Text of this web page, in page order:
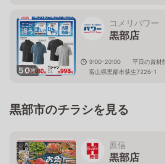
50枚
コメリパワー
黒部店
9:00-20:00 平日の資材
富山県黒部市荻生7226-1
黒部市のチラシを見る
原信
黒部店